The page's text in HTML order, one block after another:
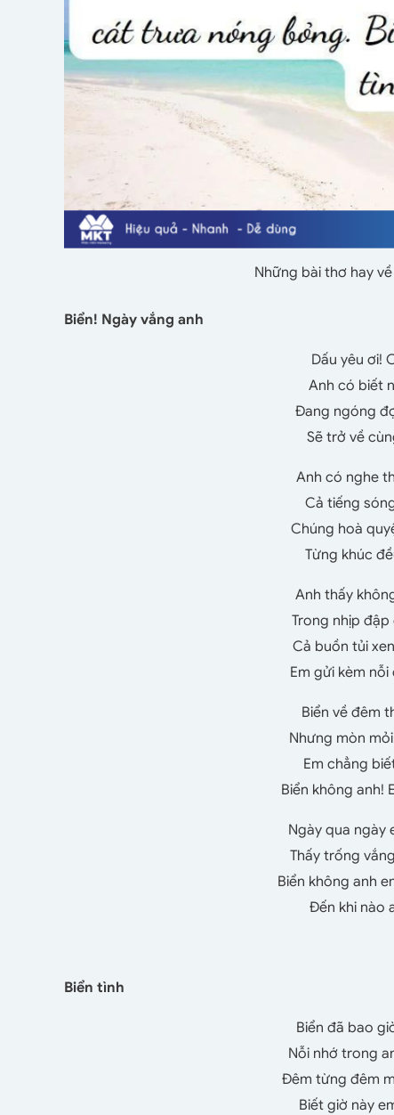
Những bài thơ hay
Biển! Ngày vắng anh
Dấu yêu ơi!
Anh có biết
Đang ngóng
Sẽ trở về
Anh có nghe
Cả tiếng
Chúng hoà
Từng khúc
Anh thấy
Trong nhịp
Cả buồn tủi
Em gửi kèm
Biển về đêm
Nhưng mòn
Em chẳng
Biển không anh!
Ngày qua ngày
Thấy trống
Biển không anh
Đến khi nào
Biển tình
Biển đã bao
Nỗi nhớ trong
Đêm từng đêm
Biết giờ này